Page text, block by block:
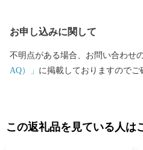
お申し込みに関して
不明点がある場合、お問い合わせ
AQ）」 に掲載しておりますのでご
この返礼品を見ている人は